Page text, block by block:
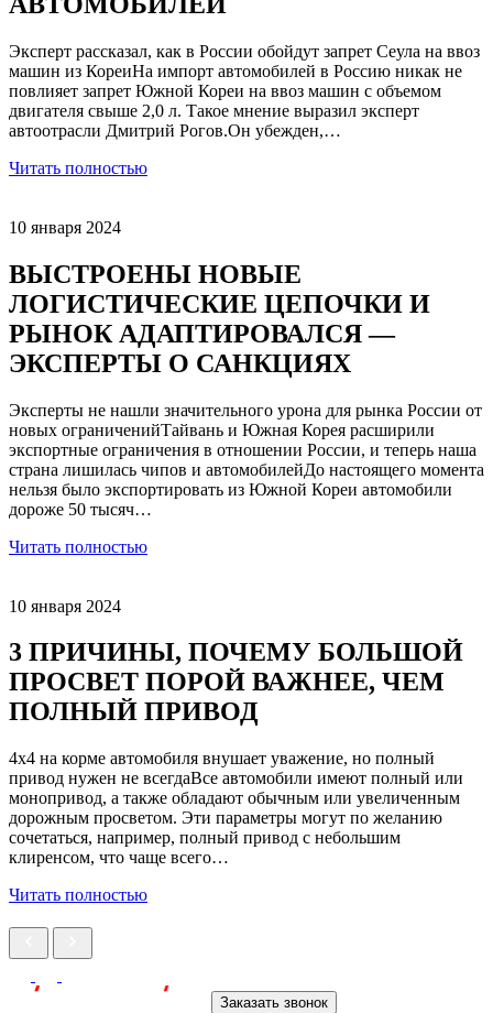
Эксперт рассказал, как в России обойдут запрет Сеула на ввоз
машин из КореиНа импорт автомобилей в Россию никак не
повлияет запрет Южной Кореи на ввоз машин с объемом
двигателя свыше 2,0 л. Такое мнение выразил эксперт
автоотрасли Дмитрий Рогов.Он убежден,…
Читать полностью
10 января 2024
ВЫСТРОЕНЫ НОВЫЕ
ЛОГИСТИЧЕСКИЕ ЦЕПОЧКИ И
РЫНОК АДАПТИРОВАЛСЯ —
ЭКСПЕРТЫ О САНКЦИЯХ
Эксперты не нашли значительного урона для рынка России от
новых ограниченийТайвань и Южная Корея расширили
экспортные ограничения в отношении России, и теперь наша
страна лишилась чипов и автомобилейДо настоящего момента
нельзя было экспортировать из Южной Кореи автомобили
дороже 50 тысяч…
Читать полностью
10 января 2024
3 ПРИЧИНЫ, ПОЧЕМУ БОЛЬШОЙ
ПРОСВЕТ ПОРОЙ ВАЖНЕЕ, ЧЕМ
ПОЛНЫЙ ПРИВОД
4х4 на корме автомобиля внушает уважение, но полный
привод нужен не всегдаВсе автомобили имеют полный или
монопривод, а также обладают обычным или увеличенным
дорожным просветом. Эти параметры могут по желанию
сочетаться, например, полный привод с небольшим
клиренсом, что чаще всего…
Читать полностью
Заказать звонок